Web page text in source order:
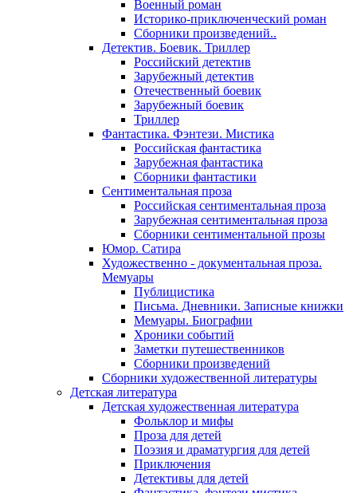
Военный роман
Историко-приключенческий роман
Сборники произведений..
Детектив. Боевик. Триллер
Российский детектив
Зарубежный детектив
Отечественный боевик
Зарубежный боевик
Триллер
Фантастика. Фэнтези. Мистика
Российская фантастика
Зарубежная фантастика
Сборники фантастики
Сентиментальная проза
Российская сентиментальная проза
Зарубежная сентиментальная проза
Сборники сентиментальной прозы
Юмор. Сатира
Художественно - документальная проза.
Мемуары
Публицистика
Письма. Дневники. Записные книжки
Мемуары. Биографии
Хроники событий
Заметки путешественников
Сборники произведений
Сборники художественной литературы
Детская литература
Детская художественная литература
Фольклор и мифы
Проза для детей
Поэзия и драматургия для детей
Приключения
Детективы для детей